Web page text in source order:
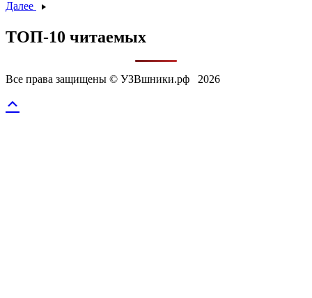
Далее
ТОП-10 читаемых
Все права защищены © УЗВшники.рф 2026